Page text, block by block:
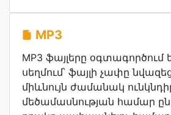
MP3
MP3 ֆայլերը օգտագործում
սեղմում՝ ֆայլի չափը
միևնույն ժամանակ
մեծամասնության համար